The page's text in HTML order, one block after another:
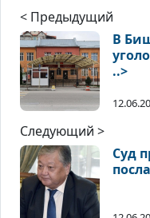
< Предыдущий
В
..>
Следующий >
Суд